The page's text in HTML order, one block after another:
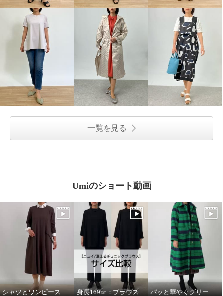
一覧を見る
Umiのショート動画
シャツとワンピース 身長169㎝：ブラウスMサイズとLサイズを着比べ パッと華やぐグリーンコート